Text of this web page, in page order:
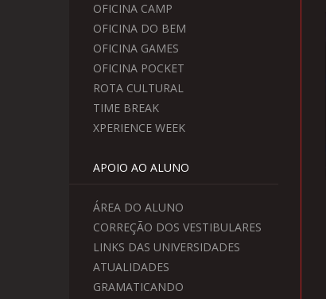
OFICINA CAMP
OFICINA DO BEM
OFICINA GAMES
OFICINA POCKET
ROTA CULTURAL
TIME BREAK
XPERIENCE WEEK
APOIO AO ALUNO
ÁREA DO ALUNO
CORREÇÃO DOS VESTIBULARES
LINKS DAS UNIVERSIDADES
ATUALIDADES
GRAMATICANDO